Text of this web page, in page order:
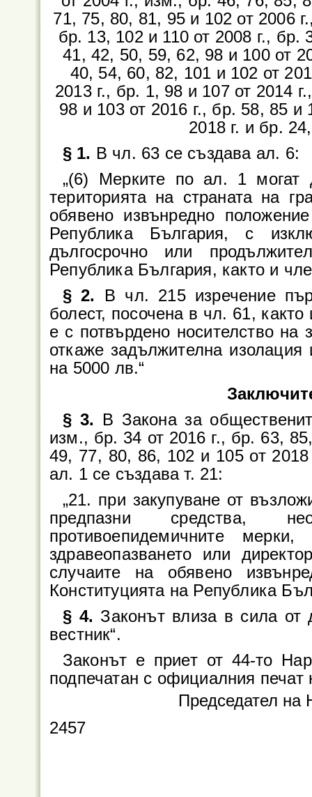
71, 75, 80, 81, 95 и 102 от 2006
бр. 13, 102 и 110 от 2008 г., бр.
41, 42, 50, 59, 62, 98 и 100 от
40, 54, 60, 82, 101 и 102 от
2013 г., бр. 1, 98 и 107 от 2014
98 и 103 от 2016 г., бр. 58, 85 и
2018 г. и бр.
§ 1. В чл. 63 се създава ал. 6:
„(6) Мерките по ал. 1 могат
територията на страната на
обявено извънредно
Република България, с
дългосрочно или
Република България, както и
§ 2.
В чл. 215 изречение
болест, посочена в чл. 61,
е с потвърдено носителство на
откаже задължителна
на 5000 лв.“
§ 3. В Закона за
изм., бр. 34 от 2016 г., бр. 63,
49, 77, 80, 86, 102 и 105 от
ал. 1 се създава т. 21:
„21. при закупуване от
предпазни средства,
противоепидемичните
здравеопазването или
случаите на обявено
Конституцията на Република
§ 4. Законът влиза в сила
вестник“.
Законът е приет от 44-то
подпечатан с официалния
Председател
2457